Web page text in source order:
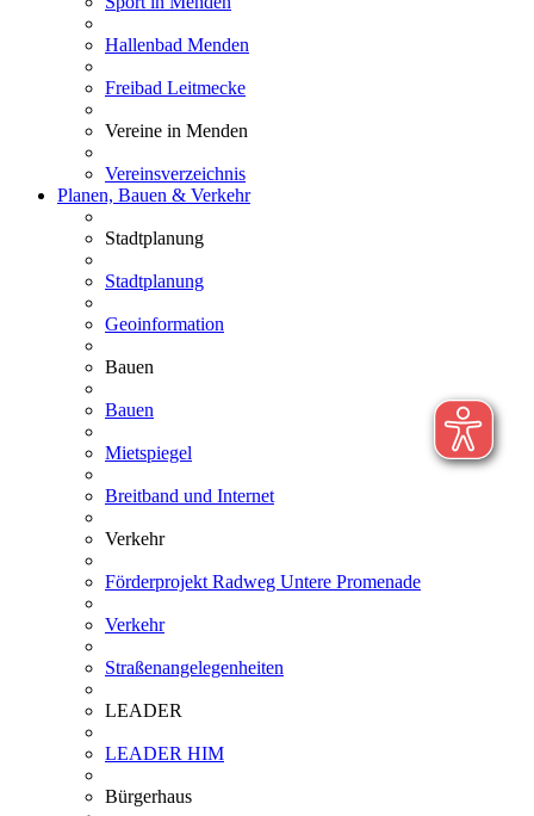
Hallenbad Menden
Freibad Leitmecke
Vereine in Menden
Vereinsverzeichnis
Planen, Bauen & Verkehr
Stadtplanung
Stadtplanung
Geoinformation
Bauen
Bauen
Mietspiegel
Breitband und Internet
Verkehr
Förderprojekt Radweg Untere Promenade
Verkehr
Straßenangelegenheiten
LEADER
LEADER HIM
Bürgerhaus